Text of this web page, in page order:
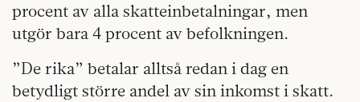
procent av alla skatteinbetalningar, men
utgör bara 4 procent av befolkningen.
”De rika” betalar alltså redan i dag en
betydligt större andel av sin inkomst i skatt.